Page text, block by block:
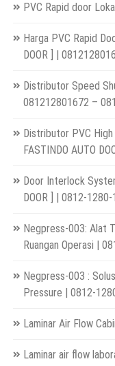
PVC Rapid door
Harga PVC Rapid
DOOR ] |
Distributor Speed
081212801672 –
Distributor PVC High
FASTINDO AUTO
Door Interlock
DOOR ] | 0812-
Negpress-003: Alat
Ruangan Operasi |
Negpress-003 :
Pressure | 0812-
Laminar Air Flow
Laminar air flow